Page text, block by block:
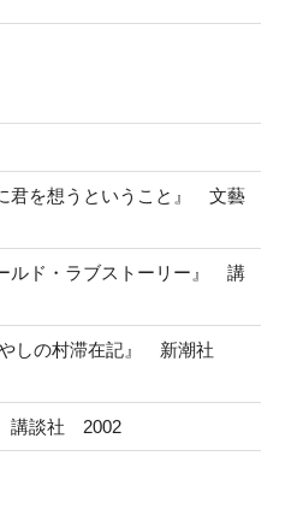
君を想うということ』 文藝
ルド・ラブストーリー』 講
しの村滞在記』 新潮社
講談社 2002